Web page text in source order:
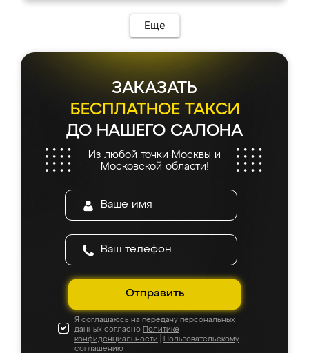
Еще
ЗАКАЗАТЬ
БЕСПЛАТНОЕ ТАКСИ
ДО НАШЕГО САЛОНА
Из любой точки Москвы и
Московской области!
Отправить
Я соглашаюсь на передачу персональных
данных согласно Политике
конфиденциальности
Пользовательскому
соглашению